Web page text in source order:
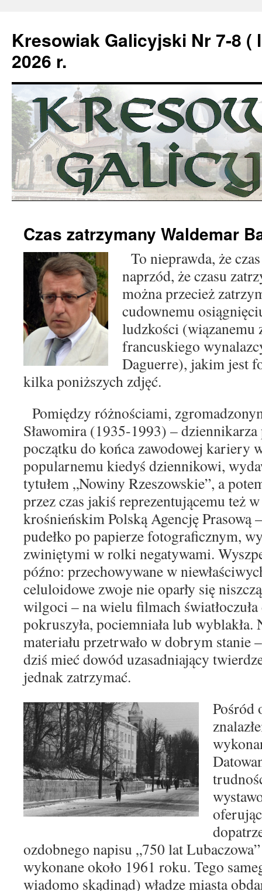
Kresowiak Galicyjski Nr 7-8 (
2026 r.
doCzas zatrzymany Waldemar
To nieprawda, że
naprzód, że czasu
można przecież
cudownemu
ludzkości
francuskiego
Daguerre), jakim jest
kilka poniższych zdjęć.
Pomiędzy różnościami,
Sławomira(1935-1993) – dziennikarza
początku do końcazawodowej kariery
popularnemu kiedyś dziennikowi,
tytułem „Nowiny Rzeszowskie”, a
przez czas jakiś reprezentującemu też
krośnieńskim Polską Agencję Prasową
pudełko po papierze fotograficznym,
zwiniętymi w rolkinegatywami.
późno: przechowywane wnie
celuloidowe zwoje nie oparły się
wilgoci – na wielu filmach światłoczuła
pokruszyła, pociemniała lub wyblakła.
materiału przetrwało w dobrym stanie
dziś mieć dowóduzasadniający
jednak zatrzymać.
Pośród
wy
ozdobnego napisu „750 lat
wykonaneokoło 1961 roku. Tego
wiadomo skądinąd) władze miasta